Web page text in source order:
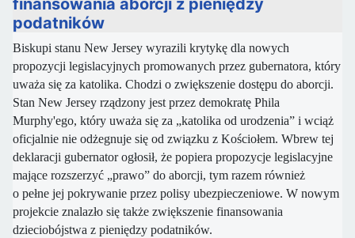
finansowania aborcji z pieniędzy
podatników
Biskupi stanu New Jersey wyrazili krytykę dla nowych
propozycji legislacyjnych promowanych przez gubernatora, który
uważa się za katolika. Chodzi o zwiększenie dostępu do aborcji.
Stan New Jersey rządzony jest przez demokratę Phila
Murphy'ego, który uważa się za „katolika od urodzenia” i wciąż
oficjalnie nie odżegnuje się od związku z Kościołem. Wbrew tej
deklaracji gubernator ogłosił, że popiera propozycje legislacyjne
mające rozszerzyć „prawo” do aborcji, tym razem również
o pełne jej pokrywanie przez polisy ubezpieczeniowe. W nowym
projekcie znalazło się także zwiększenie finansowania
dzieciobójstwa z pieniędzy podatników.